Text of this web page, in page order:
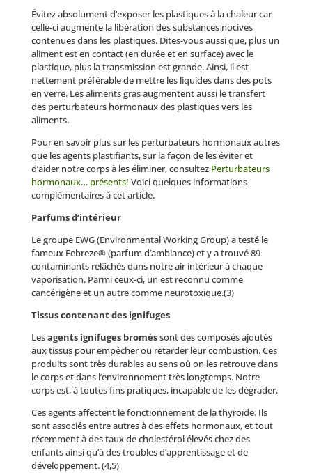
Évitez absolument d’exposer les plastiques à la chaleur car
celle-ci augmente la libération des substances nocives
contenues dans les plastiques. Dites-vous aussi que, plus un
aliment est en contact (en durée et en surface) avec le
plastique, plus la transmission est grande. Ainsi, il est
nettement préférable de mettre les liquides dans des pots
en verre. Les aliments gras augmentent aussi le transfert
des perturbateurs hormonaux des plastiques vers les
aliments.
Pour en savoir plus sur les perturbateurs hormonaux autres
que les agents plastifiants, sur la façon de les éviter et
d’aider notre corps à les éliminer, consultez Perturbateurs
hormonaux… présents! Voici quelques informations
complémentaires à cet article.
Parfums d’intérieur
Le groupe EWG (Environmental Working Group) a testé le
fameux Febreze® (parfum d’ambiance) et y a trouvé 89
contaminants relâchés dans notre air intérieur à chaque
vaporisation. Parmi ceux-ci, un est reconnu comme
cancérigène et un autre comme neurotoxique.(3)
Tissus contenant des ignifuges
Lesagents ignifuges broméssont des composés ajoutés
aux tissus pour empêcher ou retarder leur combustion. Ces
produits sont très durables au sens où on les retrouve dans
le corps et dans l’environnement très longtemps. Notre
corps est, à toutes fins pratiques, incapable de les dégrader.
Ces agents affectent le fonctionnement de la thyroïde. Ils
sont associés entre autres à des effets hormonaux, et tout
récemment à des taux de cholestérol élevés chez des
enfants ainsi qu’à des troubles d’apprentissage et de
développement. (4,5)